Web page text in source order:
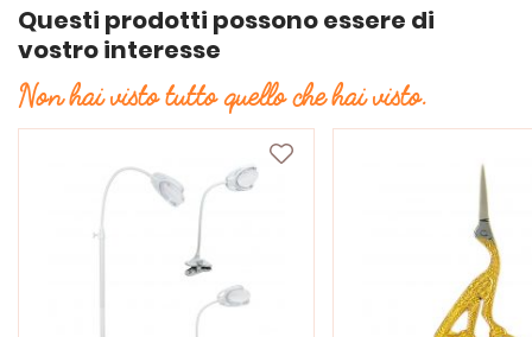
Questi prodotti possono essere di
vostro interesse
Non hai visto tutto quello che hai visto.